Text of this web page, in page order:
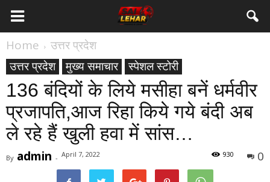
Home
उत्तर प्रदेश
उत्तर प्रदेश
मुख्य समाचार स्पेशल स्टोरी
136 बंदियों के लिये मसीहा बनें धर्मवीर
प्रजापति,आज रिहा किये गये बंदी अब
ले रहे हैं खुली हवा में सांस…
By admin - April 7, 2022 0
930